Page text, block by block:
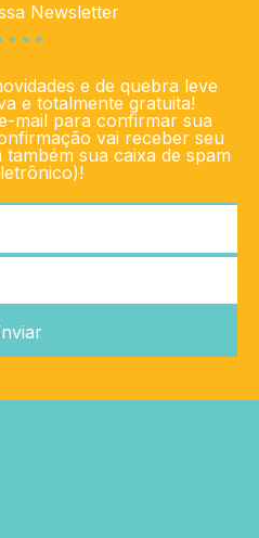
Newsletter
e de quebra leve
e totalmente gratuita!
mail para confirmar sua
vai receber seu
sua caixa de spam